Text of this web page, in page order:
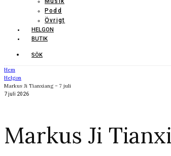
Podd
Övrigt
HELGON
BUTIK
SÖK
Hem
Helgon
Markus Ji Tianxiang – 7 juli
7 juli 2026
Markus Ji